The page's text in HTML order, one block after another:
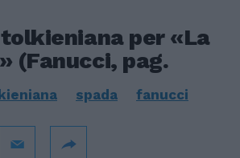
per «La
(Fanucci, pag.
spada fanucci